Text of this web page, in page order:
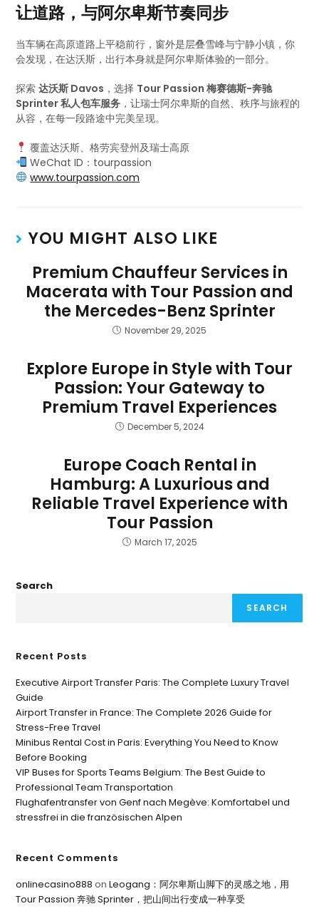
让道路，与阿尔卑斯节奏同步
当车辆在高原道路上平稳前行，窗外是层叠雪峰与宁静小镇，你
会发现，在达沃斯，出行本身就是阿尔卑斯体验的一部分。
探索达沃斯 Davos ，选择 Tour Passion 梅赛德斯-奔驰
Sprinter 私人包车服务 ，让瑞士阿尔卑斯的自然、秩序与旅程的
从容，在每一段路途中完美呈现。
覆盖达沃斯、格劳宾登州及瑞士高原
WeChat ID：tourpassion
www.tourpassion.com
YOU MIGHT ALSO LIKE
Premium Chauffeur Services in
Macerata with Tour Passion and
the Mercedes-Benz Sprinter
November 29, 2025
Explore Europe in Style with Tour
Passion: Your Gateway to
Premium Travel Experiences
December 5, 2024
Europe Coach Rental in
Hamburg: A Luxurious and
Reliable Travel Experience with
Tour Passion
March 17, 2025
Search
SEARCH
Recent Posts
Executive Airport Transfer Paris: The Complete Luxury Travel
Guide
Airport Transfer in France: The Complete 2026 Guide for
Stress-Free Travel
Minibus Rental Cost in Paris: Everything You Need to Know
Before Booking
VIP Buses for Sports Teams Belgium: The Best Guide to
Professional Team Transportation
Flughafentransfer von Genf nach Megève: Komfortabel und
stressfrei in die französischen Alpen
Recent Comments
onlinecasino888 onLeogang：阿尔卑斯山脚下的灵感之地，用
Tour Passion 奔驰 Sprinter，把山间出行变成一种享受